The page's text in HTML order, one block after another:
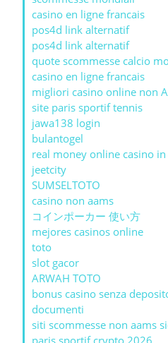
casino en ligne francais
pos4d link alternatif
pos4d link alternatif
quote scommesse calcio
casino en ligne francais
migliori casino online non
site paris sportif tennis
jawa138 login
bulantogel
real money online casino
jeetcity
SUMSELTOTO
casino non aams
コインポーカー 使い方
mejores casinos online
toto
slot gacor
ARWAH TOTO
bonus casino senza
documenti
siti scommesse non aams